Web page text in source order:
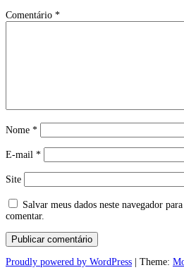
Comentário *
Nome *
E-mail *
Site
Salvar meus dados neste navegador
comentar.
Proudly powered by WordPress | Theme: